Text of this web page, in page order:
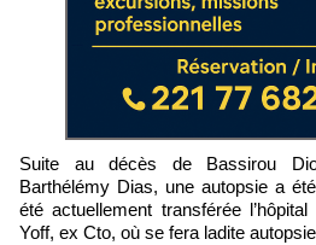
Suite au décès de Bassirou Diop, garde du corps de
Barthélémy Dias, une autopsie a
été actuellement transférée
Yoff, ex Cto, où se fera ladite